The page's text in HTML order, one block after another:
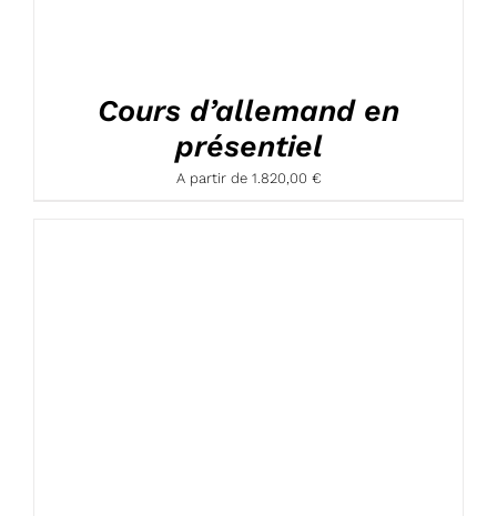
Cours d’allemand en
présentiel
A partir de 1.820,00 €